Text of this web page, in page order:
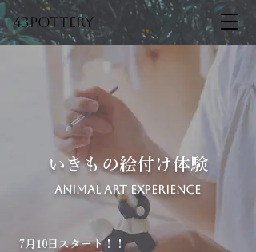
43pottery
Animal Art Experience
いきもの絵付け体験
7月10日スタート！！